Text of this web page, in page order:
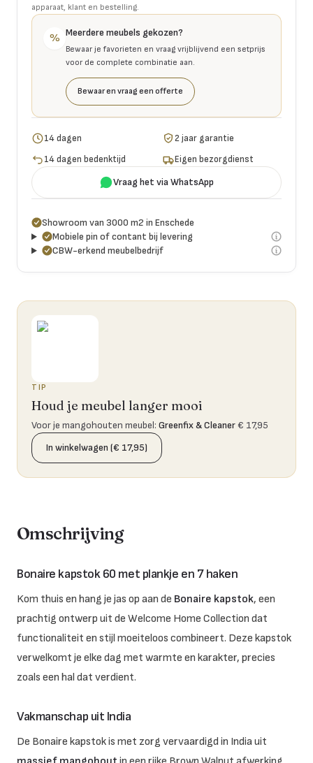
apparaat, klant en bestelling.
% Meerdere meubels gekozen?
Bewaar je favorieten en vraag vrijblijvend een setprijs
voor de complete combinatie aan.
Bewaar en vraag een offerte
14 dagen
2 jaar garantie
14 dagen bedenktijd
Eigen bezorgdienst
Vraag het via WhatsApp
Showroom van 3000 m2 in Enschede
Mobiele pin of contant bij levering
CBW-erkend meubelbedrijf
TIP
Houd je meubel langer mooi
Voor je mangohouten meubel: Greenfix & Cleaner€ 17,95
In winkelwagen (€ 17,95)
Omschrijving
Bonaire kapstok 60 met plankje en 7 haken
Kom thuis en hang je jas op aan de Bonaire kapstok, een
prachtig ontwerp uit de Welcome Home Collection dat
functionaliteit en stijl moeiteloos combineert. Deze kapstok
verwelkomt je elke dag met warmte en karakter, precies
zoals een hal dat verdient.
Vakmanschap uit India
De Bonaire kapstok is met zorg vervaardigd in India uit